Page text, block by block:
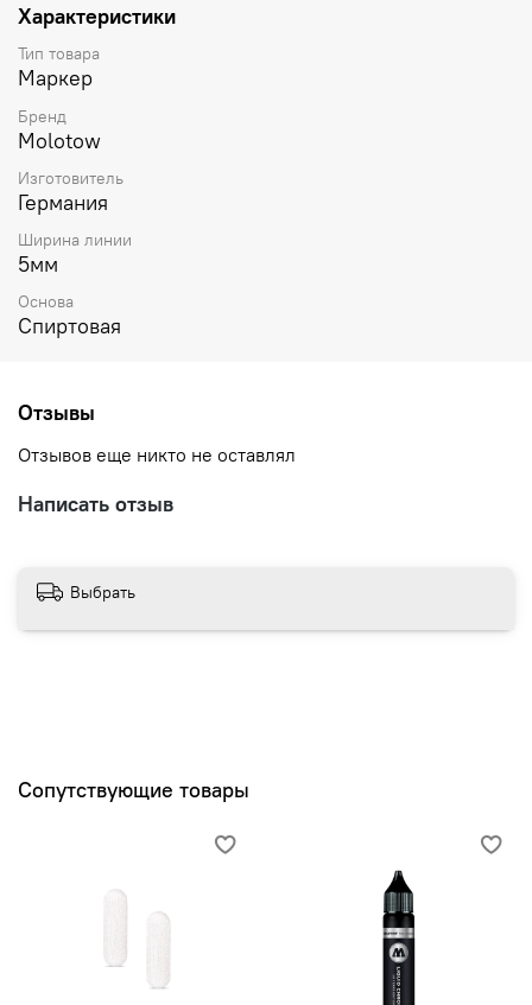
Перо 5 мм круглое
Объём 15 мл.
Перезаправляемый
Сделано в Германии
Характеристики
Тип товара
Маркер
Бренд
Molotow
Изготовитель
Германия
Ширина линии
5мм
Основа
Спиртовая
Отзывы
Отзывов еще никто не оставлял
Написать отзыв
Выбрать
Сопутствующие товары